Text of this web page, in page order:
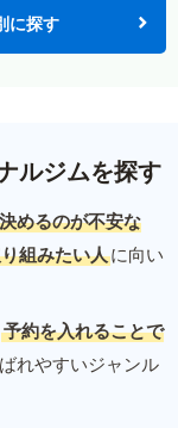
に探す
ルジムを探す
めるのが不安な
組みたい人に向い
予約を入れることで
れやすいジャンル